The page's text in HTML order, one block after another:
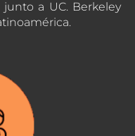
a UC. Berkeley